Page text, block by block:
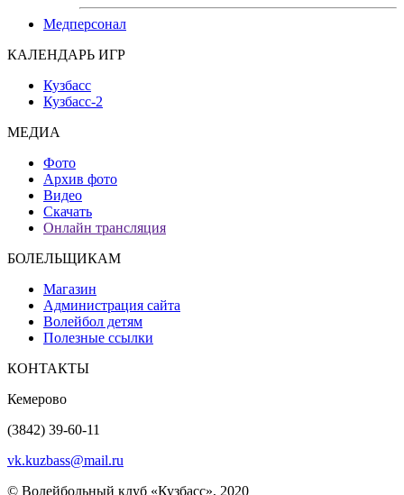
Медперсонал
КАЛЕНДАРЬ ИГР
Кузбасс
Кузбасс-2
МЕДИА
Фото
Архив фото
Видео
Скачать
Онлайн трансляция
БОЛЕЛЬЩИКАМ
Магазин
Администрация сайта
Волейбол детям
Полезные ссылки
КОНТАКТЫ
Кемерово
(3842) 39-60-11
vk.kuzbass@mail.ru
© Волейбольный клуб «Кузбасс», 2020